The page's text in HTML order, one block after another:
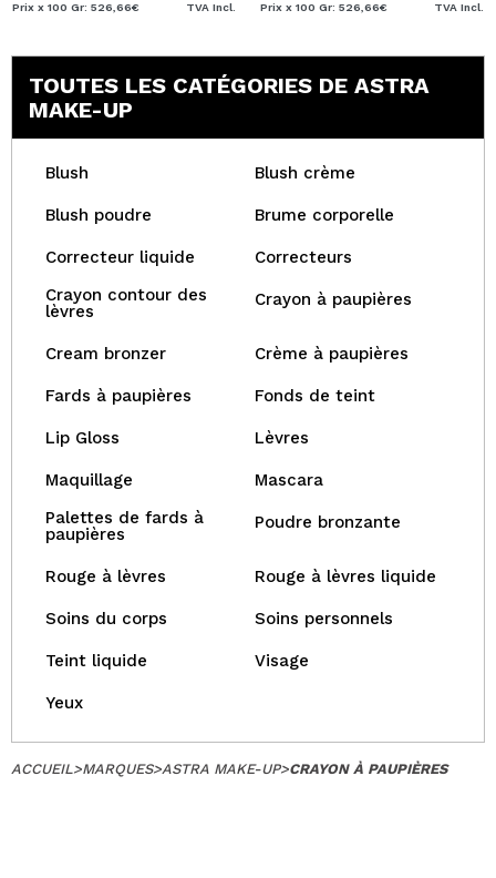
Prix x 100 Gr: 526,66€ TVA Incl. Prix x 100 Gr: 526,66€ TVA Incl.
TOUTES LES CATÉGORIES DE ASTRA
MAKE-UP
Blush Blush crème
Blush poudre Brume corporelle
Correcteur liquide
Correcteurs
Crayon contour des
lèvres
Crayon à paupières
Cream bronzer Crème à paupières
Fards à paupières Fonds de teint
Lip Gloss Lèvres
Maquillage
Mascara
Palettes de fards à
paupières
Poudre bronzante
Rouge à lèvres Rouge à lèvres liquide
Soins du corps Soins personnels
Teint liquide Visage
Yeux
ACCUEIL>MARQUES>ASTRA MAKE-UP>CRAYON À PAUPIÈRES